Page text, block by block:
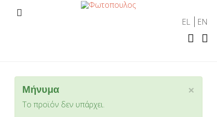
EL EN
×
Μήνυμα
Το προϊόν δεν υπάρχει.